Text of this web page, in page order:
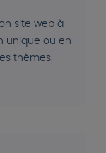
site web à
unique ou en
thèmes.